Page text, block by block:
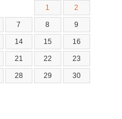
1 2
7 8 9
14 15 16
21 22 23
28 29 30